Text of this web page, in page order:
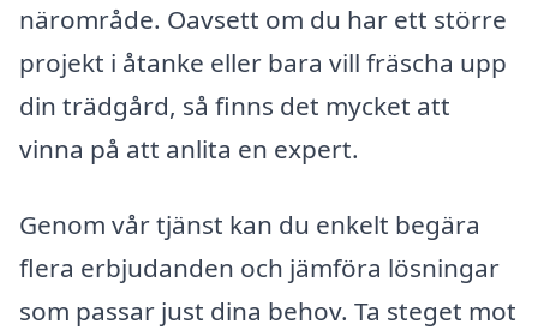
närområde. Oavsett om du har ett större
projekt i åtanke eller bara vill fräscha upp
din trädgård, så finns det mycket att
vinna på att anlita en expert.
Genom vår tjänst kan du enkelt begära
flera erbjudanden och jämföra lösningar
som passar just dina behov. Ta steget mot